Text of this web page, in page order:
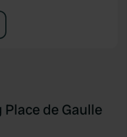
de Gaulle